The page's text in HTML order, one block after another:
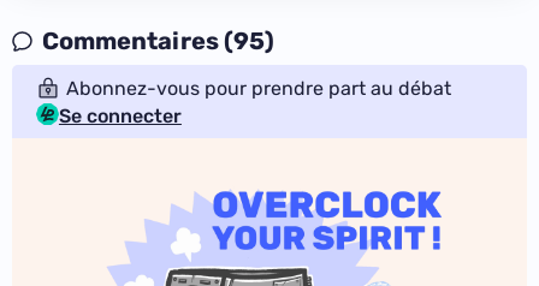
Commentaires (95)
Abonnez-vous pour prendre part au débat
Se connecter